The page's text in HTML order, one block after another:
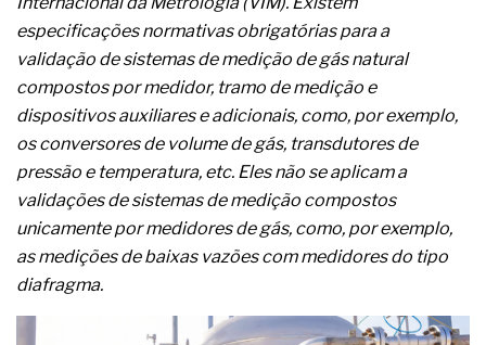
de governança das organizações
O desenho industrial ganha espaço como
estratégia competitiva nas empresas
materiais cimentícios com fibra de vidro
A próxima vantagem competitiva não está no
modelo de IA
A IA elevou a régua do comprador B2B e a venda
especificações normativas obrigatórias para a
validação de sistemas de medição de gás natural
compostos por medidor, tramo de medição e
dispositivos auxiliares e adicionais, como, por exemplo,
os conversores de volume de gás, transdutores de
pressão e temperatura, etc. Eles não se aplicam a
validações de sistemas de medição compostos
unicamente por medidores de gás, como, por exemplo,
as medições de baixas vazões com medidores do tipo
diafragma.